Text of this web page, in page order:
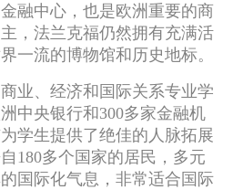
中心，也是欧洲重要的商
，法兰克福仍然拥有充满活
一流的博物馆和历史地标。
、经济和国际关系专业学
中央银行和300多家金融机
学生提供了绝佳的人脉拓展
180多个国家的居民，多元
国际化气息，非常适合国际